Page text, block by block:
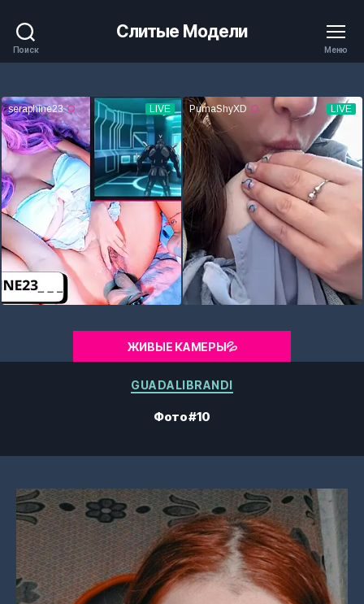
Поиск
Слитые Модели
Меню
ЖИВЫЕ КАМЕРЫ💦
Категории
GUADALIBRANDI
Фото #10